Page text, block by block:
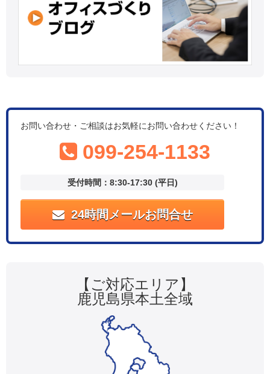
お問い合わせ・ご相談はお気軽にお問い合わせください！
099-254-1133
受付時間：8:30-17:30 (平日)
24時間メールお問合せ
【ご対応エリア】
鹿児島県本土全域